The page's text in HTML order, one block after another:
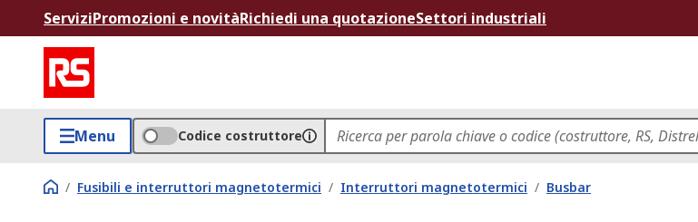
ServiziPromozioni e novitàRichiedi una quotazioneSettori industriali
Menu Codice costruttore
/ Fusibili e interruttori magnetotermici / Interruttori magnetotermici / Busbar